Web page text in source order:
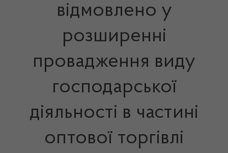
відмовлено у
розширенні
провадження виду
господарської
діяльності в частині
оптової торгівлі